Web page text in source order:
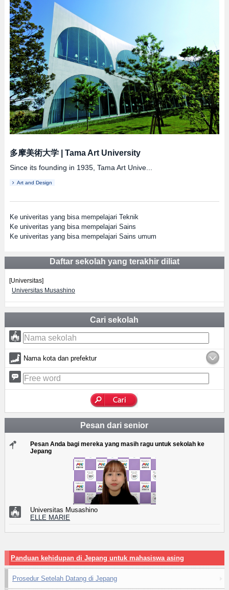
多摩美術大学| Tama Art University
Since its founding in 1935, Tama Art Unive...
Art and Design
Ke univeritas yang bisa mempelajari Teknik
Ke univeritas yang bisa mempelajari Sains
Ke univeritas yang bisa mempelajari Sains umum
Daftar sekolah yang terakhir diliat
[Universitas]
Universitas Musashino
Cari sekolah
Nama kota dan prefektur
Pesan dari senior
Pesan Anda bagi mereka yang masih ragu untuk sekolah ke
Jepang
Universitas Musashino
ELLE MARIE
Panduan kehidupan di Jepang untuk mahasiswa asing
Prosedur Setelah Datang di Jepang